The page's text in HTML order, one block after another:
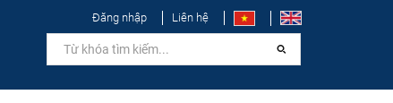
Đăng nhập Liên hệ